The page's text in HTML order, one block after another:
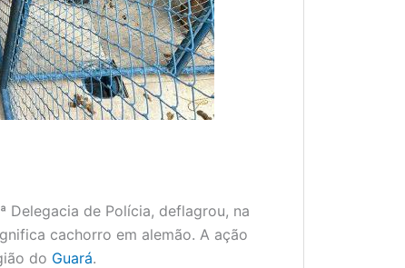
Delegacia de Polícia, deflagrou, na
cachorro em alemão. A ação
do Guará.